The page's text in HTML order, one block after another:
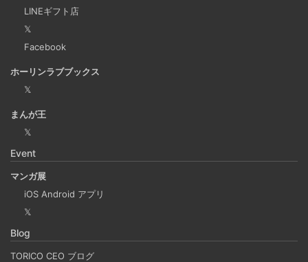
です。 忙しいと、いくらスケジュールを頭に入れていて
も、仕事に没頭してしまい、他の業務や会議の開始時間を
過ぎてしまうことがあります。そんな経験がある方には、
この機能が非常に役立つと思います。
Laravelを使って簡単にReactを開発できる環境を作
成する
2025-03-18
Laravelを使って簡単にReactの開発環境を構築する。 以前
はPython（Django）＋React（TypeScript）で挫折した
が、今回は得意なPHP（Laravel）をバックエンドにするこ
とで、Reactの学習に集中できる環境を整える。 また、低
コストで構築し、トラブル時の原因特定を容易にすること
を目的としています。
LINEギフト店
𝕏
Facebook
ホーリンラブブックス
𝕏
まんが王
𝕏
Event
マンガ展
iOS Android アプリ
𝕏
Blog
TORICO CEO ブログ